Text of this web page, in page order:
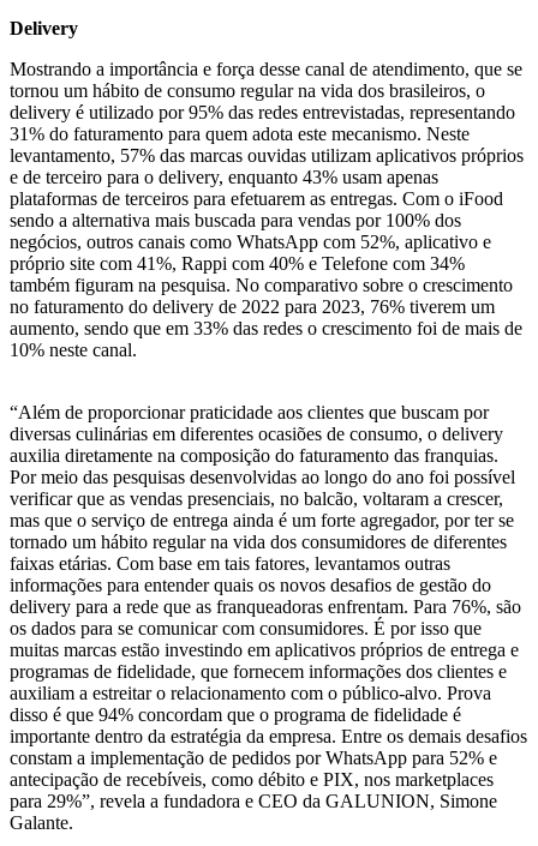
Delivery
Mostrando a importância e força desse canal de atendimento, que se
tornou um hábito de consumo regular na vida dos brasileiros, o
delivery é utilizado por 95% das redes entrevistadas, representando
31% do faturamento para quem adota este mecanismo. Neste
levantamento, 57% das marcas ouvidas utilizam aplicativos próprios
e de terceiro para o delivery, enquanto 43% usam apenas
plataformas de terceiros para efetuarem as entregas. Com o iFood
sendo a alternativa mais buscada para vendas por 100% dos
negócios, outros canais como WhatsApp com 52%, aplicativo e
próprio site com 41%, Rappi com 40% e Telefone com 34%
também figuram na pesquisa. No comparativo sobre o crescimento
no faturamento do delivery de 2022 para 2023, 76% tiverem um
aumento, sendo que em 33% das redes o crescimento foi de mais de
10% neste canal.
“Além de proporcionar praticidade aos clientes que buscam por
diversas culinárias em diferentes ocasiões de consumo, o delivery
auxilia diretamente na composição do faturamento das franquias.
Por meio das pesquisas desenvolvidas ao longo do ano foi possível
verificar que as vendas presenciais, no balcão, voltaram a crescer,
mas que o serviço de entrega ainda é um forte agregador, por ter se
tornado um hábito regular na vida dos consumidores de diferentes
faixas etárias. Com base em tais fatores, levantamos outras
informações para entender quais os novos desafios de gestão do
delivery para a rede que as franqueadoras enfrentam. Para 76%, são
os dados para se comunicar com consumidores. É por isso que
muitas marcas estão investindo em aplicativos próprios de entrega e
programas de fidelidade, que fornecem informações dos clientes e
auxiliam a estreitar o relacionamento com o público-alvo. Prova
disso é que 94% concordam que o programa de fidelidade é
importante dentro da estratégia da empresa. Entre os demais desafios
constam a implementação de pedidos por WhatsApp para 52% e
antecipação de recebíveis, como débito e PIX, nos marketplaces
para 29%”, revela a fundadora e CEO da GALUNION, Simone
Galante.